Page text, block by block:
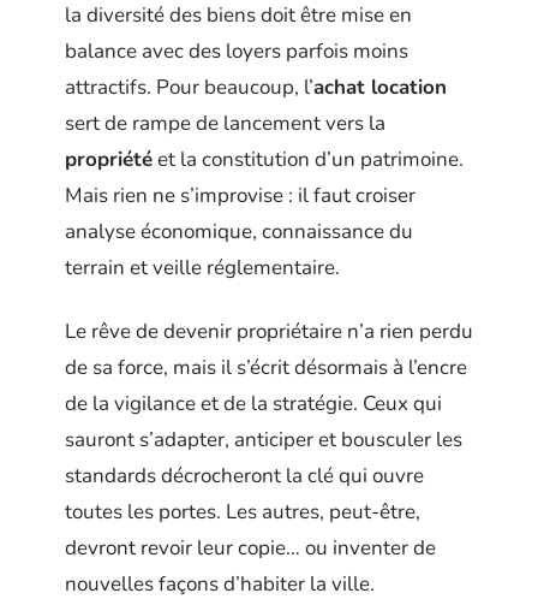
la diversité des biens doit être mise en
balance avec des loyers parfois moins
attractifs. Pour beaucoup, l’achat location
sert de rampe de lancement vers la
propriétéet la constitution d’un patrimoine.
Mais rien ne s’improvise : il faut croiser
analyse économique, connaissance du
terrain et veille réglementaire.
Le rêve de devenir propriétaire n’a rien perdu
de sa force, mais il s’écrit désormais à l’encre
de la vigilance et de la stratégie. Ceux qui
sauront s’adapter, anticiper et bousculer les
standards décrocheront la clé qui ouvre
toutes les portes. Les autres, peut-être,
devront revoir leur copie… ou inventer de
nouvelles façons d’habiter la ville.